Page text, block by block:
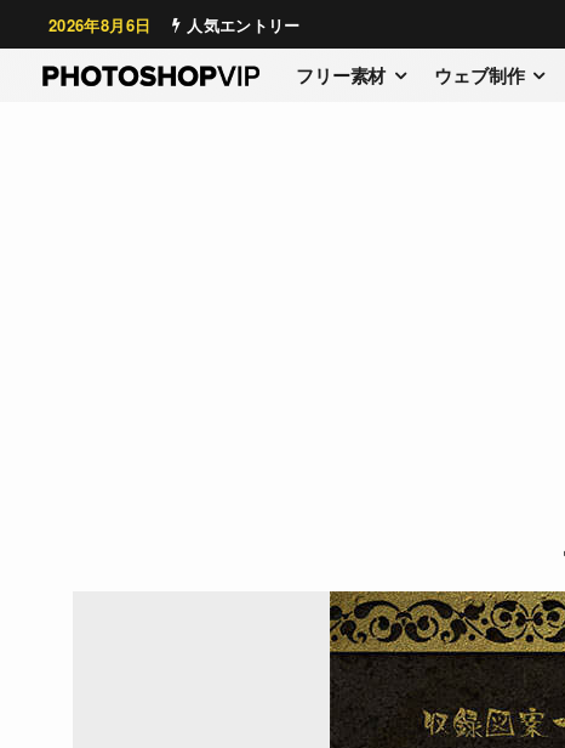
2026年8月6日 人気エントリー
フリー素材 ウェブ制作